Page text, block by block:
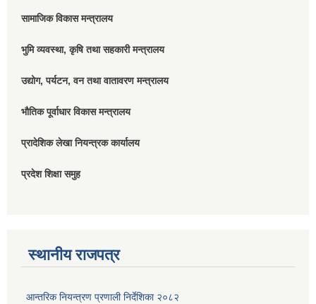
सामाजिक विकास मन्त्रालय
भुमि व्यवस्था, कृषि तथा सहकारी मन्त्रालय
उद्योग, पर्यटन, वन तथा वातावरण मन्त्रालय
भौतिक पूर्वाधार विकास मन्त्रालय
प्रादेशिक लेखा नियन्त्रक कार्यालय
प्रदेश शिक्षा समुह
स्थानीय राजपत्र
आन्तरिक नियन्त्रण प्रणाली निर्देशिका २०८२